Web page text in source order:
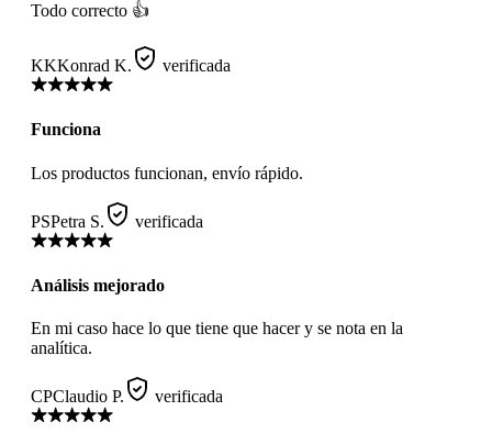
Todo correcto 👍
KKKonrad K. verificada
Funciona
Los productos funcionan, envío rápido.
PSPetra S. verificada
Análisis mejorado
En mi caso hace lo que tiene que hacer y se nota en la
analítica.
CPClaudio P. verificada